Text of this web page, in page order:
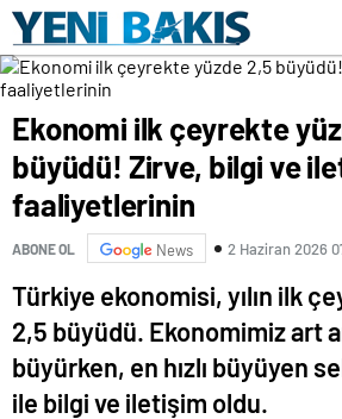
Ekonomi ilk çeyrekte
büyüdü! Zirve, bilgi ve
faaliyetlerinin
ABONE OL News 2 Haziran 2026
Türkiye ekonomisi, yılın ilk
2,5 büyüdü. Ekonomimiz art
büyürken, en hızlı büyüyen
ile bilgi ve iletişim oldu.